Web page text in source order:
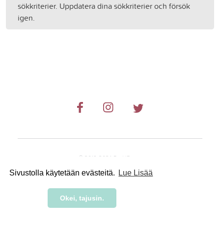
Sivustolla käytetään evästeitä. Lue Lisää
Okei, tajusin.
sökkriterier. Uppdatera dina sökkriterier och försök
igen.
© 2019-2024 RetkiRent .